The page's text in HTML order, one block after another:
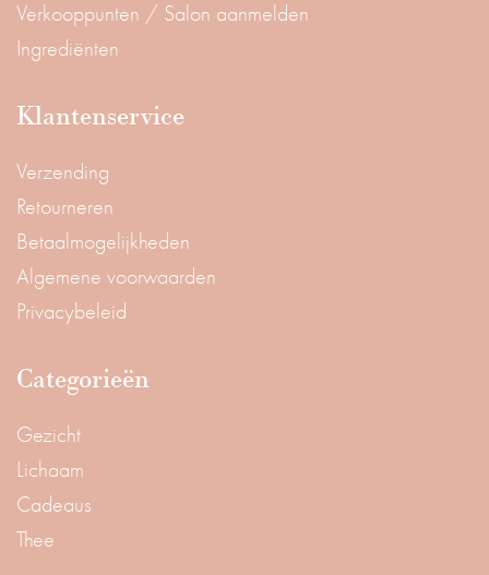
Verkooppunten / Salon aanmelden
Ingrediënten
Klantenservice
Verzending
Retourneren
Betaalmogelijkheden
Algemene voorwaarden
Privacybeleid
Categorieën
Gezicht
Lichaam
Cadeaus
Thee